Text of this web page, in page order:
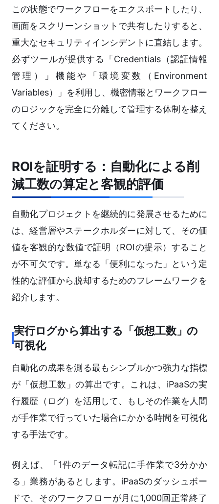
この状態でワークフローをエクスポートしたり、
画面をスクリーンショットで共有したりすると、
重大なセキュリティインシデントに直結します。
必ずツールが提供する「Credentials（認証情報
管理）」機能や「環境変数（Environment
Variables）」を利用し、機密情報とワークフロー
のロジックを完全に分離して管理する体制を整え
てください。
ROIを証明する：自動化による削
減工数の算定と客観的評価
自動化プロジェクトを継続的に発展させるために
は、経営層やステークホルダーに対して、その価
値を客観的な数値で証明（ROIの提示）すること
が不可欠です。単なる「便利になった」という定
性的な評価から脱却するためのフレームワークを
紹介します。
実行ログから算出する「仮想工数」の
可視化
自動化の成果を測る最もシンプルかつ強力な指標
が「仮想工数」の算出です。これは、iPaaSの実
行履歴（ログ）を活用して、もしその作業を人間
が手作業で行っていた場合にかかる時間を可視化
する手法です。
例えば、「1件のデータ転記に手作業で3分かか
る」業務があるとします。iPaaSのダッシュボー
ドで、そのワークフローが月に1,000回正常終了